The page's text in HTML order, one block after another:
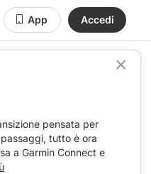
App Accedi
pensata per
tutto è ora
a Garmin Connect e